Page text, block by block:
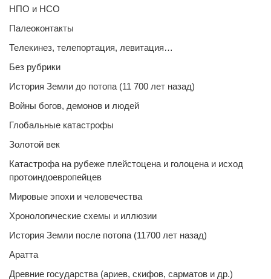
НПО и НСО
Палеоконтакты
Телекинез, телепортация, левитация…
Без рубрики
История Земли до потопа (11 700 лет назад)
Войны богов, демонов и людей
Глобальные катастрофы
Золотой век
Катастрофа на рубеже плейстоцена и голоцена и исход
протоиндоевропейцев
Мировые эпохи и человечества
Хронологические схемы и иллюзии
История Земли после потопа (11700 лет назад)
Аратта
Древние государства (ариев, скифов, сарматов и др.)